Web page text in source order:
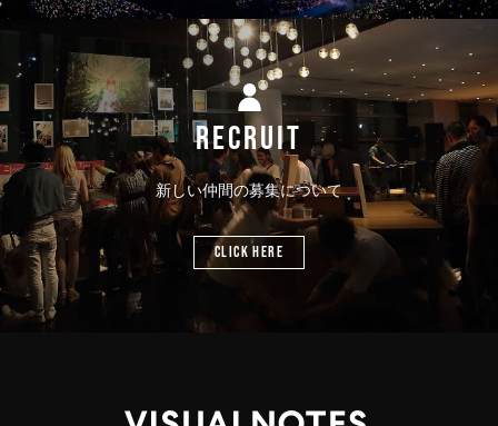
RECRUIT
新しい仲間の募集について
CLICK HERE